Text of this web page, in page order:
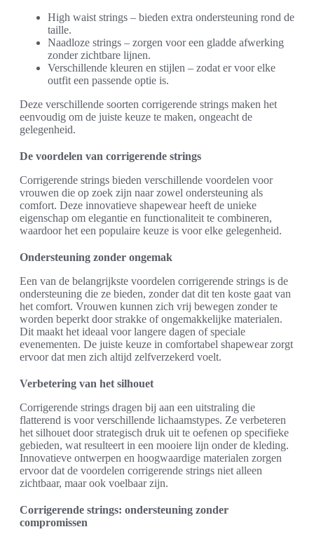
High waist strings – bieden extra ondersteuning rond de
taille.
Naadloze strings – zorgen voor een gladde afwerking
zonder zichtbare lijnen.
Verschillende kleuren en stijlen – zodat er voor elke
outfit een passende optie is.
Deze verschillende soorten corrigerende strings maken het
eenvoudig om de juiste keuze te maken, ongeacht de
gelegenheid.
De voordelen van corrigerende strings
Corrigerende strings bieden verschillende voordelen voor
vrouwen die op zoek zijn naar zowel ondersteuning als
comfort. Deze innovatieve shapewear heeft de unieke
eigenschap om elegantie en functionaliteit te combineren,
waardoor het een populaire keuze is voor elke gelegenheid.
Ondersteuning zonder ongemak
Een van de belangrijkste voordelen corrigerende strings is de
ondersteuning die ze bieden, zonder dat dit ten koste gaat van
het comfort. Vrouwen kunnen zich vrij bewegen zonder te
worden beperkt door strakke of ongemakkelijke materialen.
Dit maakt het ideaal voor langere dagen of speciale
evenementen. De juiste keuze in comfortabel shapewear zorgt
ervoor dat men zich altijd zelfverzekerd voelt.
Verbetering van het silhouet
Corrigerende strings dragen bij aan een uitstraling die
flatterend is voor verschillende lichaamstypes. Ze verbeteren
het silhouet door strategisch druk uit te oefenen op specifieke
gebieden, wat resulteert in een mooiere lijn onder de kleding.
Innovatieve ontwerpen en hoogwaardige materialen zorgen
ervoor dat de voordelen corrigerende strings niet alleen
zichtbaar, maar ook voelbaar zijn.
Corrigerende strings: ondersteuning zonder
compromissen